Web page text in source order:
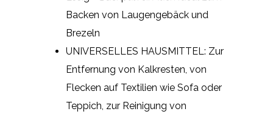
Backen von Laugengebäck und
Brezeln
UNIVERSELLES HAUSMITTEL: Zur
Entfernung von Kalkresten, von
Flecken auf Textilien wie Sofa oder
Teppich, zur Reinigung von